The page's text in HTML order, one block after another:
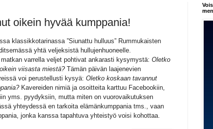
oikein hyvää kumppania!
klassikkotarinassa ”Siunattu hulluus” Rummukaisten
yhtä veljeksistä hullujenhuoneelle.
matkan varrella veljet pohtivat ankarasti kysymystä:Oletko
viisasta miestä?Tämän päivän laajenevien
voi perustellusti kysyä:Oletko koskaan tavannut
Kavereiden nimiä ja osoitteita karttuu Facebookiin,
yms. pyydyksiin, mutta miten on vuorovaikutuksen
yhteydessä en tarkoita elämänkumppania tms., vaan
jonka kanssa tapahtuva yhteistyö voisi kohottaa.